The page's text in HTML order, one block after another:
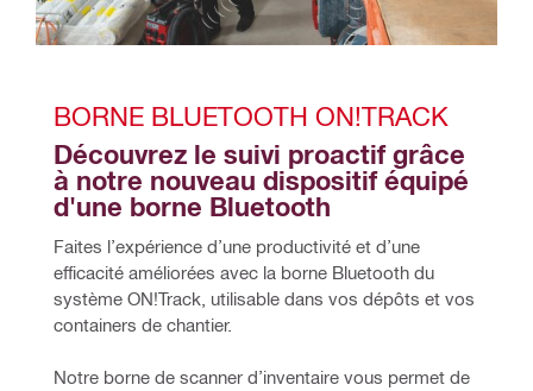
BORNE BLUETOOTH ON!TRACK
Découvrez le suivi proactif grâce
à notre nouveau dispositif équipé
d'une borne Bluetooth
Faites l’expérience d’une productivité et d’une
efficacité améliorées avec la borne Bluetooth du
système ON!Track, utilisable dans vos dépôts et vos
containers de chantier.
Notre borne de scanner d’inventaire vous permet de